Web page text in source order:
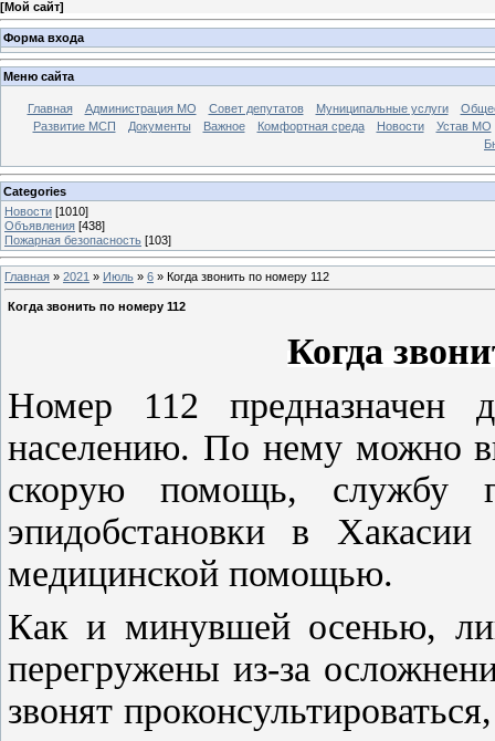
[Мой сайт]
Форма входа
Меню сайта
Главная Администрация МО Совет депутатов Муниципальные услуги
Развитие МСП
Документы Важное Комфортная среда Новости
Устав МО
Categories
Новости [1010]
Объявления [438]
Пожарная безопасность [103]
Главная » 2021 » Июль » 6 » Когда звонить по номеру 112
Когда звонить по номеру 112
Когда
Номер 112 предназначен
населению. По нему можно
скорую помощь, службу
эпидобстановки в
медицинской помощью.
Как и минувшей осенью,
перегружены из-за
звонят